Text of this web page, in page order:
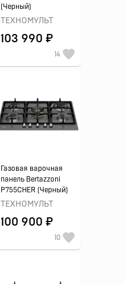
(Черный)
ТЕХНОМУЛЬТ
103 990 ₽
14
Газовая варочная
панель Bertazzoni
P755CHER (Черный)
ТЕХНОМУЛЬТ
100 900 ₽
10